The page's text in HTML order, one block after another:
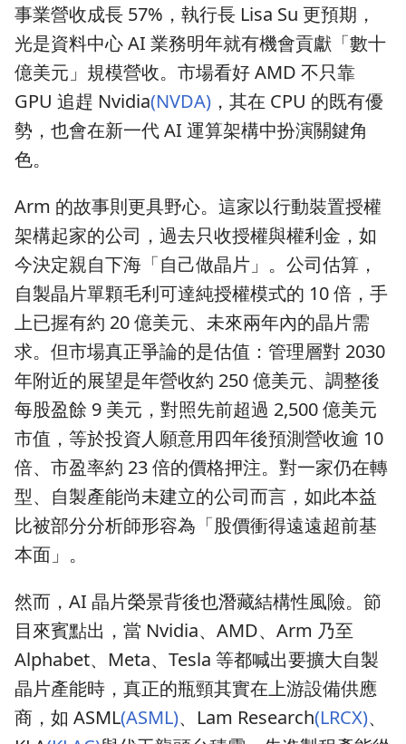
事業營收成長 57%，執行長 Lisa Su 更預期，
光是資料中心 AI 業務明年就有機會貢獻「數十
億美元」規模營收。市場看好 AMD 不只靠
GPU 追趕 Nvidia(NVDA) ，其在 CPU 的既有優
勢，也會在新一代 AI 運算架構中扮演關鍵角
色。
Arm 的故事則更具野心。這家以行動裝置授權
架構起家的公司，過去只收授權與權利金，如
今決定親自下海「自己做晶片」。公司估算，
自製晶片單顆毛利可達純授權模式的 10 倍，手
上已握有約 20 億美元、未來兩年內的晶片需
求。但市場真正爭論的是估值：管理層對 2030
年附近的展望是年營收約 250 億美元、調整後
每股盈餘 9 美元，對照先前超過 2,500 億美元
市值，等於投資人願意用四年後預測營收逾 10
倍、市盈率約 23 倍的價格押注。對一家仍在轉
型、自製產能尚未建立的公司而言，如此本益
比被部分分析師形容為「股價衝得遠遠超前基
本面」。
然而，AI 晶片榮景背後也潛藏結構性風險。節
目來賓點出，當 Nvidia、AMD、Arm 乃至
Alphabet、Meta、Tesla 等都喊出要擴大自製
晶片產能時，真正的瓶頸其實在上游設備供應
商，如 ASML(ASML)、Lam Research(LRCX)、